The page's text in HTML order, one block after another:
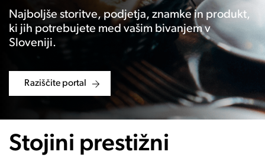
Najboljše storitve, podjetja, znamke in produkt,
ki jih potrebujete med vašim bivanjem v
Sloveniji.
Raziščite portal
Stojini prestižni